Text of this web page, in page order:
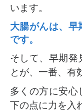
います。
大腸がんは、早
です。
そして、早期発
とが、一番、有
多くの方に安心
下の点に力を入